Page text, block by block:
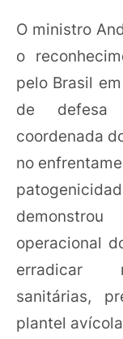
O ministro
o
pelo Brasil
de defesa
coordenada
no
operacional
erradicar
sanitárias,
plantel